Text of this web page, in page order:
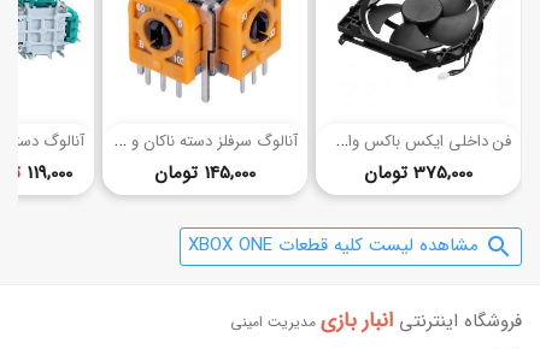
ف
ن داخلی ایکس باکس وان اس
قیمت375,000 تومان
آ
نالوگ سرفلز دسته ناکان و ریزر
قیمت145,000 تومان 119,000 تا
search مشاهده لیست کلیه قطعات XBOX ONE
فروشگاه اینترنتی انبار بازی‌ مدیریت امینی